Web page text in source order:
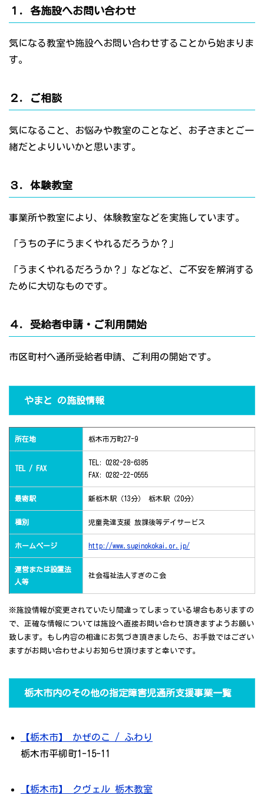
１．各施設へお問い合わせ
気になる教室や施設へお問い合わせすることから始まりま
す。
２．ご相談
気になること、お悩みや教室のことなど、お子さまとご一
緒だとよりいいかと思います。
３．体験教室
事業所や教室により、体験教室などを実施しています。
「うちの子にうまくやれるだろうか？」
「うまくやれるだろうか？」などなど、ご不安を解消する
ために大切なものです。
４．受給者申請・ご利用開始
市区町村へ通所受給者申請、ご利用の開始です。
やまと の施設情報
所在地 栃木市万町27-9
TEL / FAX
TEL: 0282-28-6385
FAX: 0282-22-0555
最寄駅 新栃木駅（13分） 栃木駅（20分）
種別 児童発達支援 放課後等デイサービス
ホームページ http://www.suginokokai.or.jp/
運営または設置法
人等
社会福祉法人すぎのこ会
※施設情報が変更されていたり間違ってしまっている場合もありますの
で、正確な情報については施設へ直接お問い合わせ頂きますようお願い
致します。もし内容の相違にお気づき頂きましたら、お手数ではござい
ますがお問い合わせよりお知らせ頂けますと幸いです。
栃木市内のその他の指定障害児通所支援事業一覧
【栃木市】 かぜのこ / ふわり
栃木市平柳町1-15-11
【栃木市】 クヴェル 栃木教室